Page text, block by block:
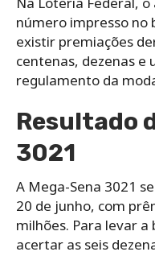
número impresso no
existir premiações
centenas, dezenas e
regulamento da
Resultado
3021
A Mega-Sena 3021
20 de junho, com
milhões. Para levar
acertar as seis